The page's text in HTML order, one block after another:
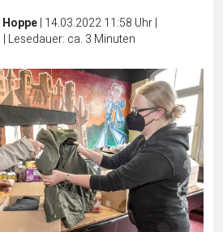
| 14.03.2022 11:58 Uhr|
| Lesedauer: ca. 3 Minuten